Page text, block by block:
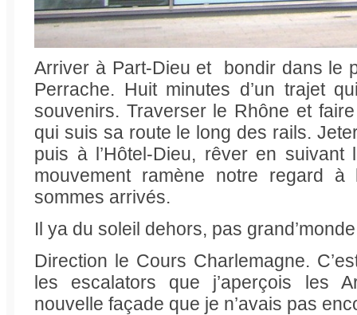
Arriver à Part-Dieu et bondir dans le
Perrache. Huit minutes d’un trajet
souvenirs. Traverser le Rhône et
qui suis sa route le long des rails.
puis à l’Hôtel-Dieu, rêver en
mouvement ramène notre regard
sommes arrivés.
Il ya du soleil dehors, pas
Direction le Cours Charlemagne.
les escalators que j’aperçois les
nouvelle façade que je n’avais pas